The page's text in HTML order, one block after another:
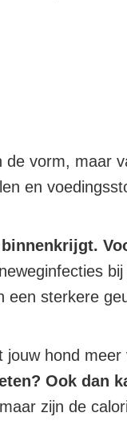
vorm, maar
en
bij
sterkere
hond
Ook dan
zijn de